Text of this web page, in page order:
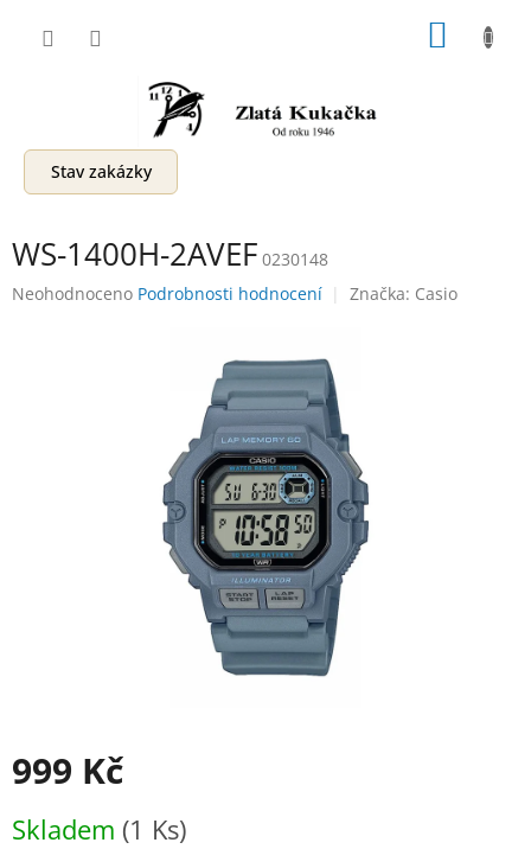
Stav zakázky
WS-1400H-2AVEF 0230148
Průměrné
Neohodnoceno Podrobnosti hodnocení Značka: Casio
999 Kč
cena:
Skladem (1 Ks)